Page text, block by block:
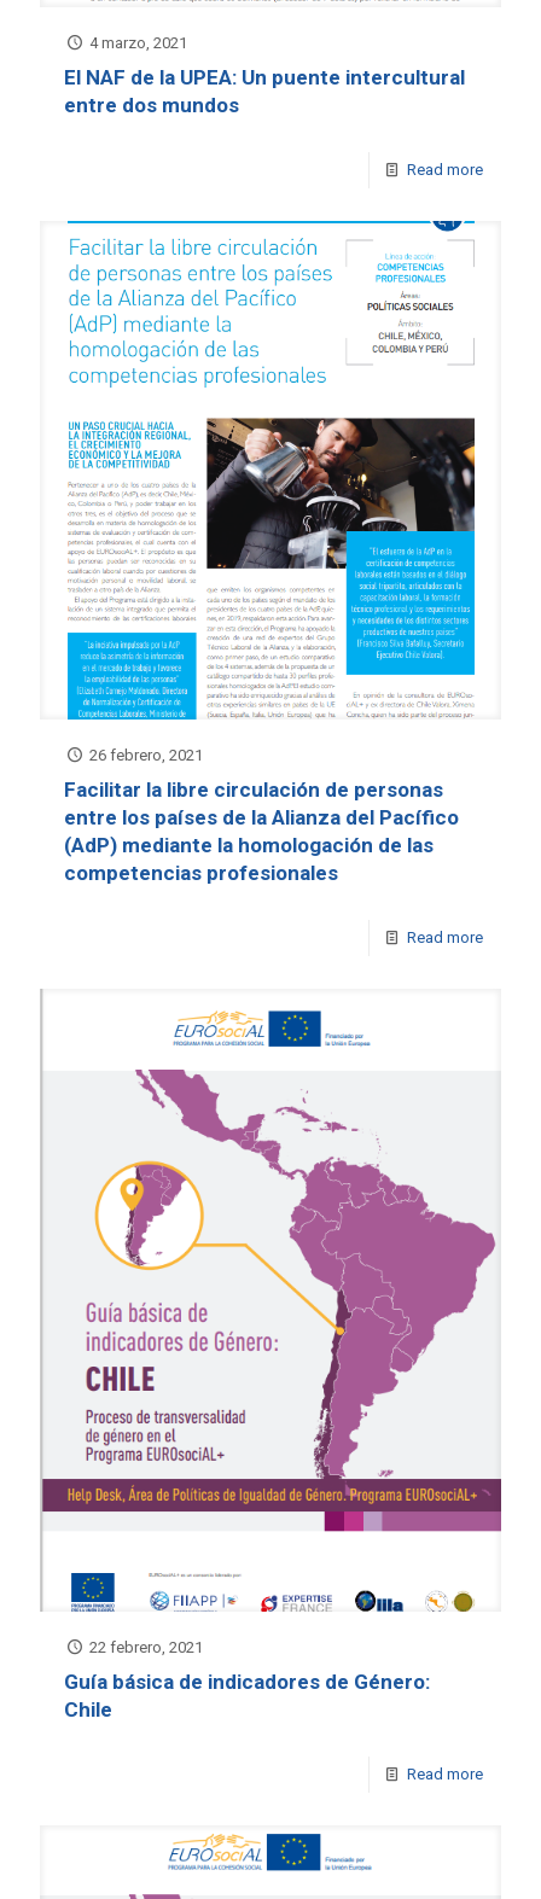
4 marzo, 2021
El NAF de la UPEA: Un puente intercultural
entre dos mundos
Read more
26 febrero, 2021
Facilitar la libre circulación de personas
entre los países de la Alianza del Pacífico
(AdP) mediante la homologación de las
competencias profesionales
Read more
22 febrero, 2021
Guía básica de indicadores de Género:
Chile
Read more